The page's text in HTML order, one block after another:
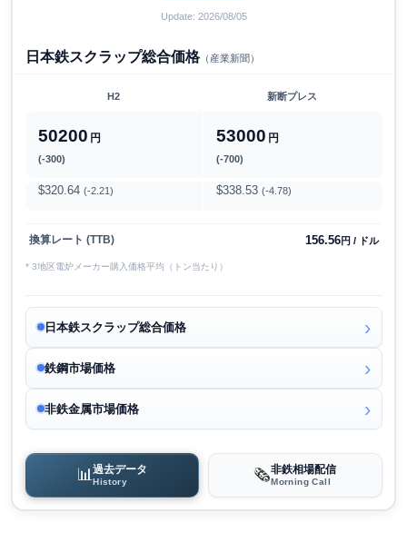
Update: 2026/08/05
日本鉄スクラップ総合価格（産業新聞）
H2 新断プレス
50200 円
(-300)
53000 円
(-700)
$320.64 (-2.21) $338.53 (-4.78)
換算レート (TTB) 156.56円 / ドル
* 3地区電炉メーカー購入価格平均（トン当たり）
日本鉄スクラップ総合価格
鉄鋼市場価格
非鉄金属市場価格
📊過去データ
History 🗞️非鉄相場配信
Morning Call